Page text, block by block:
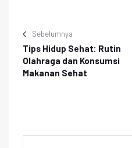
Sebelumnya
Tips Hidup Sehat: Rutin
Olahraga dan Konsumsi
Makanan Sehat